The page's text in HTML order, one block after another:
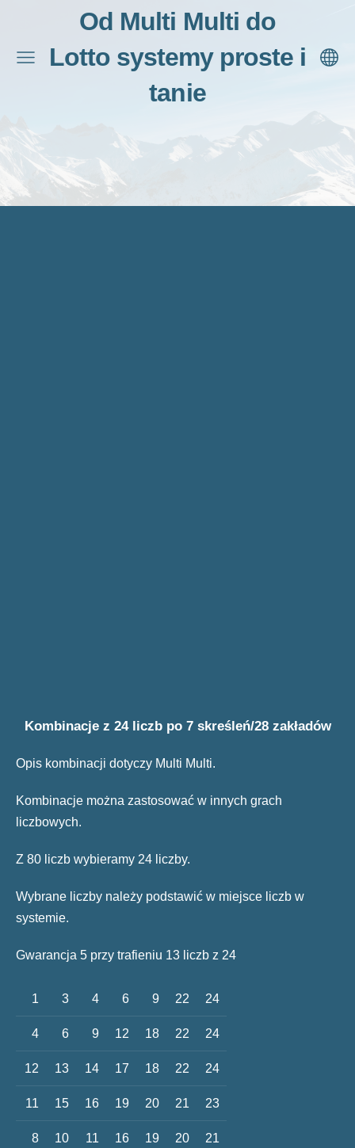
Od Multi Multi do
Lotto systemy proste i
tanie
Kombinacje z 24 liczb po 7 skreśleń/28 zakładów
Opis kombinacji dotyczy Multi Multi.
Kombinacje można zastosować w innych grach
liczbowych.
Z 80 liczb wybieramy 24 liczby.
Wybrane liczby należy podstawić w miejsce liczb w
systemie.
Gwarancja 5 przy trafieniu 13 liczb z 24
1 3 4 6 9 22 24
4 6 9 12 18 22 24
12 13 14 17 18 22 24
11 15 16 19 20 21 23
8 10 11 16 19 20 21